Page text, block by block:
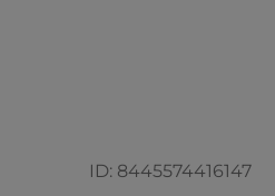
ID: 8445574416147